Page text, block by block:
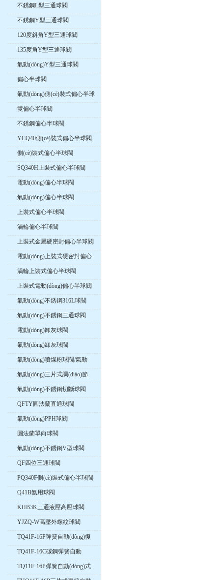
不銹鋼L型三通球閥
不銹鋼Y型三通球閥
120度斜角Y型三通球閥
135度角Y型三通球閥
氣動(dòng)Y型三通球閥
偏心半球閥
氣動(dòng)側(cè)裝式偏心半球
閥
雙偏心半球閥
不銹鋼偏心半球閥
YCQ40側(cè)裝式偏心半球閥
側(cè)裝式偏心半球閥
SQ340H上裝式偏心半球閥
電動(dòng)偏心半球閥
氣動(dòng)偏心半球閥
上裝式偏心半球閥
渦輪偏心半球閥
上裝式金屬硬密封偏心半球閥
電動(dòng)上裝式硬密封偏心
球閥
渦輪上裝式偏心半球閥
上裝式電動(dòng)偏心半球閥
氣動(dòng)不銹鋼316L球閥
氣動(dòng)不銹鋼三通球閥
電動(dòng)卸灰球閥
氣動(dòng)卸灰球閥
氣動(dòng)噴煤粉球閥/氣動
(dòng)卸灰球閥
氣動(dòng)三片式調(diào)節
(jié)球閥
氣動(dòng)不銹鋼切斷球閥
QFTY圓法蘭直通球閥
氣動(dòng)PPH球閥
圓法蘭單向球閥
氣動(dòng)不銹鋼V型球閥
QF四位三通球閥
PQ340F側(cè)裝式偏心半球閥
Q41B氨用球閥
KHB3K三通液壓高壓球閥
YJZQ-W高壓外螺紋球閥
TQ41F-16P彈簧自動(dòng)復
(fù)位法蘭球閥
TQ41F-16C碳鋼彈簧自動
(dòng)歸位式球閥
TQ11F-16P彈簧自動(dòng)式
歸位球閥